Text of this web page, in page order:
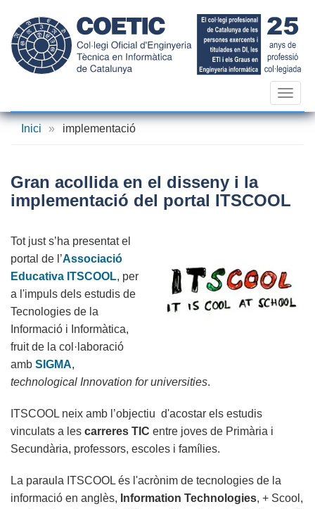
contingut
Inici
» implementació
Gran acollida en el disseny i la
implementació del portal ITSCOOL
Tot just s’ha presentat el
portal de l’Associació
Educativa ITSCOOL, per
a l'impuls dels estudis de
Tecnologies de la
Informació i Informàtica,
fruit de la col·laboració
amb SIGMA,
technological Innovation for universities.
ITSCOOL neix amb l’objectiu d'acostar els estudis
vinculats a les carreres TIC entre joves de Primària i
Secundària, professors, escoles i famílies.
La paraula ITSCOOL és l'acrònim de tecnologies de la
informació en anglès, Information Technologies, + Scool,